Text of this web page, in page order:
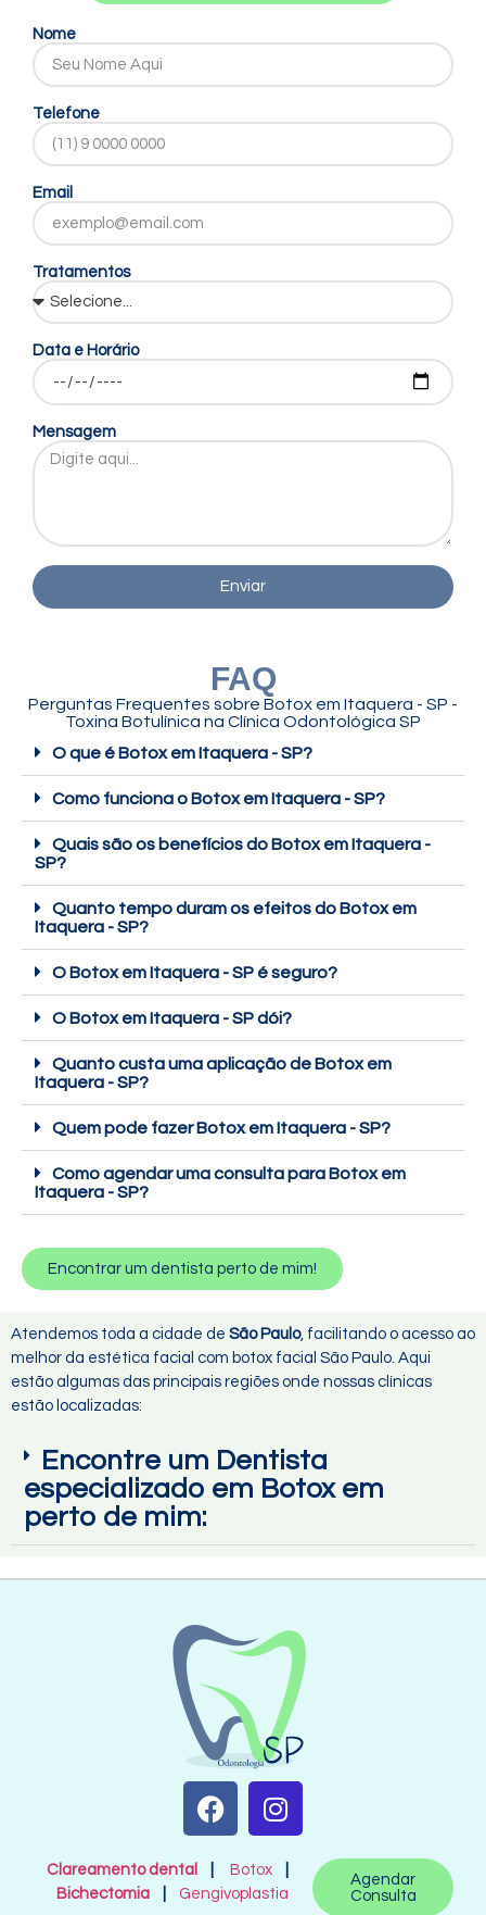
Nome
Telefone
Email
Tratamentos
Data e Horário
Mensagem
Enviar
FAQ
Perguntas Frequentes sobre Botox em Itaquera - SP -
Toxina Botulínica na Clínica Odontológica SP
O que é Botox em Itaquera - SP?
Como funciona o Botox em Itaquera - SP?
Quais são os benefícios do Botox em Itaquera -
SP?
Quanto tempo duram os efeitos do Botox em
Itaquera - SP?
O Botox em Itaquera - SP é seguro?
O Botox em Itaquera - SP dói?
Quanto custa uma aplicação de Botox em
Itaquera - SP?
Quem pode fazer Botox em Itaquera - SP?
Como agendar uma consulta para Botox em
Itaquera - SP?
Encontrar um dentista perto de mim!
Atendemos toda a cidade de São Paulo, facilitando o acesso ao
melhor da estética facial com botox facial São Paulo. Aqui
estão algumas das principais regiões onde nossas clínicas
estão localizadas:
Encontre um Dentista
especializado em Botox em
perto de mim:
Clareamento dental Botox
Bichectomia
Gengivoplastia
Agendar
Consulta